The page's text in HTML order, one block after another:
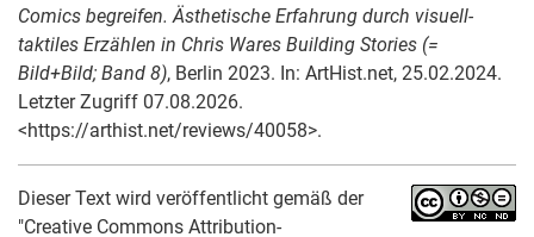
Comics begreifen. Ästhetische Erfahrung durch visuell-
taktiles Erzählen in Chris Wares Building Stories (=
Bild+Bild; Band 8), Berlin 2023. In: ArtHist.net, 25.02.2024.
Letzter Zugriff 07.08.2026.
<https://arthist.net/reviews/40058>.
Dieser Text wird veröffentlicht gemäß der
"Creative Commons Attribution-